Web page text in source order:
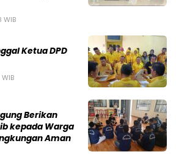
WIB
Ketua DPD
Berikan
kepada Warga
Aman